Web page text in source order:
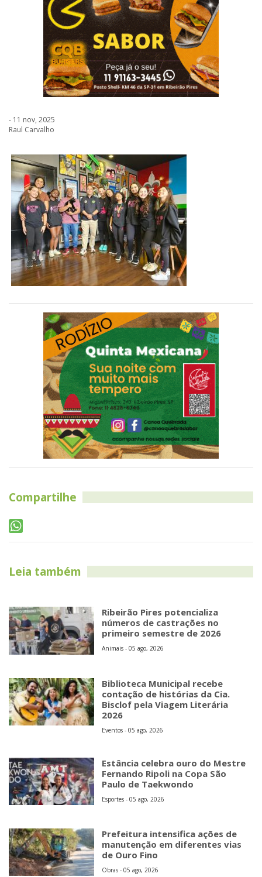
- 11 nov, 2025
Raul Carvalho
Compartilhe
Leia também
Ribeirão Pires potencializa
números de castrações no
primeiro semestre de 2026
Animais - 05 ago, 2026
Biblioteca Municipal recebe
contação de histórias da Cia.
Bisclof pela Viagem Literária
2026
Eventos - 05 ago, 2026
Estância celebra ouro do Mestre
Fernando Ripoli na Copa São
Paulo de Taekwondo
Esportes - 05 ago, 2026
Prefeitura intensifica ações de
manutenção em diferentes vias
de Ouro Fino
Obras - 05 ago, 2026